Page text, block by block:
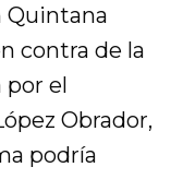
Quintana
contra de la
por el
Obrador,
podría